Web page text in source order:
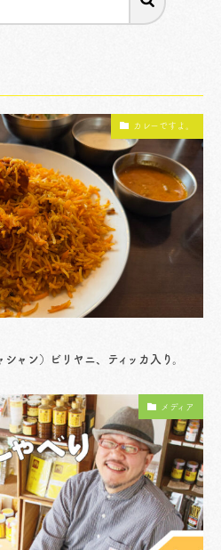
カレーですよ。
ャン）ビリヤニ、ティッカ入り。
メディア